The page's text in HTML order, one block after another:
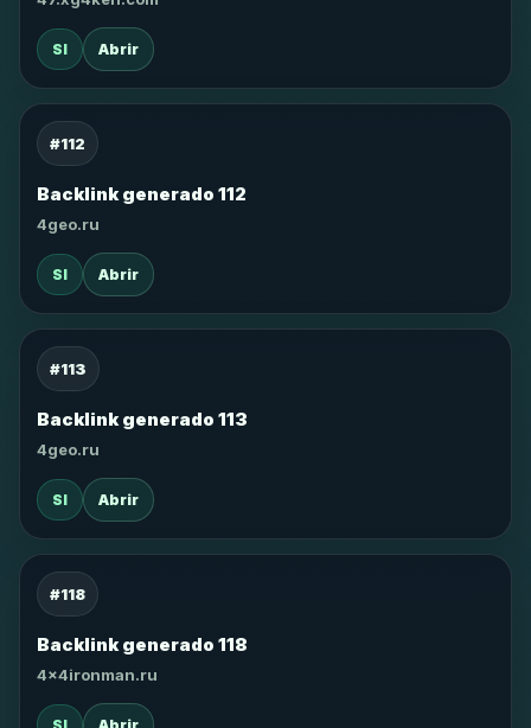
SI Abrir
#112
Backlink generado 112
4geo.ru
SI Abrir
#113
Backlink generado 113
4geo.ru
SI Abrir
#118
Backlink generado 118
4x4ironman.ru